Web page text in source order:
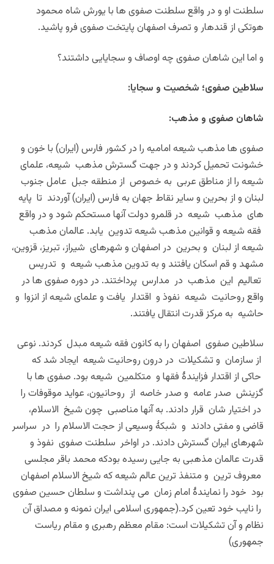
سلطنت او و در واقع سلطنت صفوی ها با یورش شاه محمود
هوتکی از قندهار و تصرف اصفهان پایتخت صفوی فرو پاشید.
و اما این شاهان صفوی چه اوصاف و سجایایی داشتند؟
سلاطین صفوی؛ شخصیت و سجایا:
شاهان صفوی و مذهب:
صفوی ها مذهب شیعه امامیه را در کشور فارس (ایران) با خون و
خشونت تحمیل کردند و در جهت گسترش مذهب شیعه، علمای
شیعه را از مناطق عربی به خصوص از منطقه جبل عامل جنوب
لبنان و از بحرین و سایر نقاط جهان به فارس (ایران) آوردند تا پایه
های مذهب شیعه در قلمرو دولت آنها مستحکم شود و در واقع
فقه شیعه و قوانین مذهب شیعه تدوین یابد. عالمان مذهب
شیعه از لبنان و بحرین در اصفهان و شهرهای شیراز، تبریز، قزوین،
مشهد و قم اسکان یافتند و به تدوین مذهب شیعه و تدریس
تعالیم این مذهب در مدارس پرداختند. در دوره صفوی ها در
واقع روحانیت شیعه نفوذ و اقتدار یافت و علمای شیعه از انزوا و
حاشیه به مرکز قدرت انتقال یافتند.
سلاطین صفوی اصفهان را به کانون فقه شیعه مبدل کردند. نوعی
از سازمان و تشکیلات در درون روحانیت شیعه ایجاد شد که
حاکی از اقتدار فزایندۀ فقها و متکلمین شیعه بود. صفوی ها با
گزینش صدر عامه و صدر خاصه از روحانیون، عواید موقوفات را
در اختیار شان قرار دادند. به آنها مناصبی چون شیخ الاسلام،
قاضی و مفتی دادند و شبکۀ وسیعی از حجت الاسلام را در سراسر
شهرهای ایران گسترش دادند. در اواخر سلطنت صفوی نفوذ و
قدرت عالمان مذهبی به جایی رسیده بودکه محمد باقر مجلسی
معروف ترین و متنفذ ترین عالم شیعه که شیخ الاسلام اصفهان
بود خود را نمایندۀ امام زمان می پنداشت و سلطان حسین صفوی
را نایب خود تعین کرد.(جمهوری اسلامی ایران نمونه و مصداق آن
نظام و آن تشکیلات است: مقام معظم رهبری و مقام ریاست
جمهوری)